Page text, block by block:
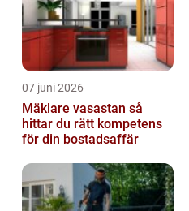
07 juni 2026
Mäklare vasastan så
hittar du rätt kompetens
för din bostadsaffär